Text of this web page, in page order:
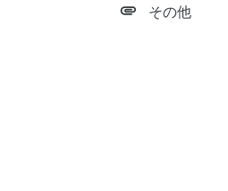
attachment その他